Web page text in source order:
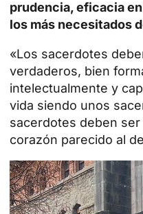
prudencia, eficacia
los más necesitados
«Los sacerdotes
verdaderos, bien
intelectualmente y
vida siendo unos
sacerdotes deben
corazón parecido al